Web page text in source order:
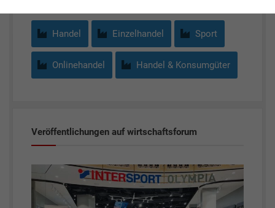
Handel Einzelhandel Sport
Onlinehandel Handel & Konsumgüter
Veröffentlichungen auf wirtschaftsforum